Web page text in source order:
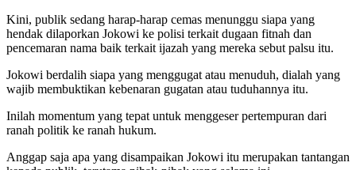
Kini, publik sedang harap-harap cemas menunggu siapa yang
hendak dilaporkan Jokowi ke polisi terkait dugaan fitnah dan
pencemaran nama baik terkait ijazah yang mereka sebut palsu itu.
Jokowi berdalih siapa yang menggugat atau menuduh, dialah yang
wajib membuktikan kebenaran gugatan atau tuduhannya itu.
Inilah momentum yang tepat untuk menggeser pertempuran dari
ranah politik ke ranah hukum.
Anggap saja apa yang disampaikan Jokowi itu merupakan tantangan